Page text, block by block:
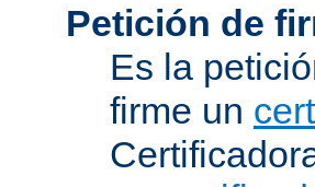
Petición de
Es la
firme un